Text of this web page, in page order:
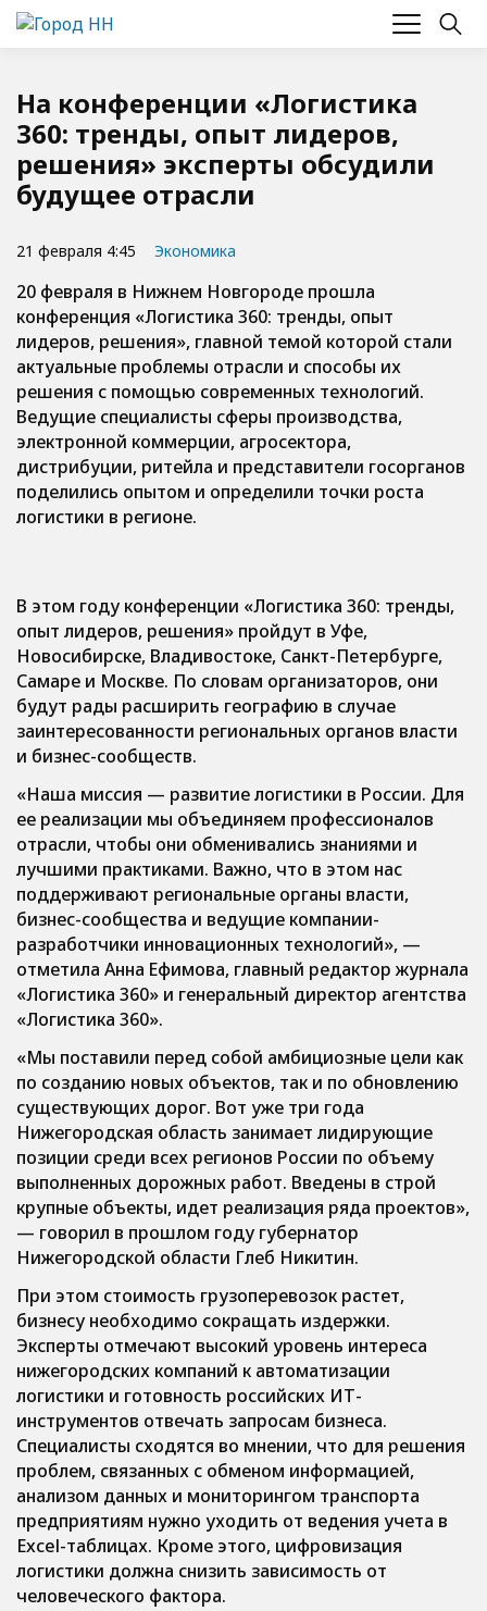
На конференции «Логистика
360: тренды, опыт лидеров,
решения» эксперты обсудили
будущее отрасли
21 февраля 4:45 Экономика
20 февраля в Нижнем Новгороде прошла
конференция «Логистика 360: тренды, опыт
лидеров, решения», главной темой которой стали
актуальные проблемы отрасли и способы их
решения с помощью современных технологий.
Ведущие специалисты сферы производства,
электронной коммерции, агросектора,
дистрибуции, ритейла и представители госорганов
поделились опытом и определили точки роста
логистики в регионе.
В этом году конференции «Логистика 360: тренды,
опыт лидеров, решения» пройдут в Уфе,
Новосибирске, Владивостоке, Санкт-Петербурге,
Самаре и Москве. По словам организаторов, они
будут рады расширить географию в случае
заинтересованности региональных органов власти
и бизнес-сообществ.
«Наша миссия — развитие логистики в России. Для
ее реализации мы объединяем профессионалов
отрасли, чтобы они обменивались знаниями и
лучшими практиками. Важно, что в этом нас
поддерживают региональные органы власти,
бизнес-сообщества и ведущие компании-
разработчики инновационных технологий», —
отметила Анна Ефимова, главный редактор журнала
«Логистика 360» и генеральный директор агентства
«Логистика 360».
«Мы поставили перед собой амбициозные цели как
по созданию новых объектов, так и по обновлению
существующих дорог. Вот уже три года
Нижегородская область занимает лидирующие
позиции среди всех регионов России по объему
выполненных дорожных работ. Введены в строй
крупные объекты, идет реализация ряда проектов»,
— говорил в прошлом году губернатор
Нижегородской области Глеб Никитин.
При этом стоимость грузоперевозок растет,
бизнесу необходимо сокращать издержки.
Эксперты отмечают высокий уровень интереса
нижегородских компаний к автоматизации
логистики и готовность российских ИТ-
инструментов отвечать запросам бизнеса.
Специалисты сходятся во мнении, что для решения
проблем, связанных с обменом информацией,
анализом данных и мониторингом транспорта
предприятиям нужно уходить от ведения учета в
Excel-таблицах. Кроме этого, цифровизация
логистики должна снизить зависимость от
человеческого фактора.